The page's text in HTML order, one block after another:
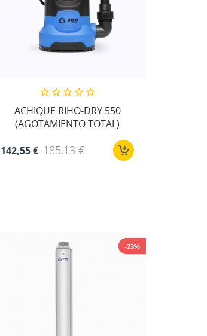
ACHIQUE RIHO-DRY 550
(AGOTAMIENTO TOTAL)
142,55 € 185,13 €
-23%